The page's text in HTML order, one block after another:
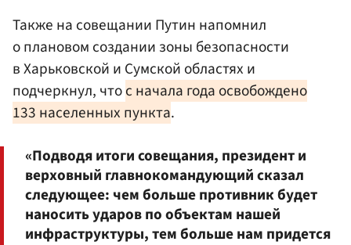
Также на совещании Путин напомнил
о плановом создании зоны безопасности
в Харьковской и Сумской областях и
подчеркнул, чтос начала года освобождено
133 населенных пункта.
«Подводя итоги совещания, президент и
верховный главнокомандующий сказал
следующее: чем больше противник будет
наносить ударов по объектам нашей
инфраструктуры, тем больше нам придется